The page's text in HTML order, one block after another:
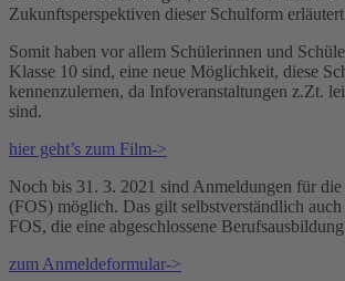
Zukunftsperspektiven dieser Schulform
Somit haben vor allem Schülerinnen und
Klasse 10 sind, eine neue Möglichkeit, diese
kennenzulernen, da Infoveranstaltungen z.Zt.
sind.
hier geht’s zum Film->
Noch bis 31. 3. 2021 sind Anmeldungen für die
(FOS) möglich. Das gilt selbstverständlich
FOS, die eine abgeschlossene
zum Anmeldeformular->